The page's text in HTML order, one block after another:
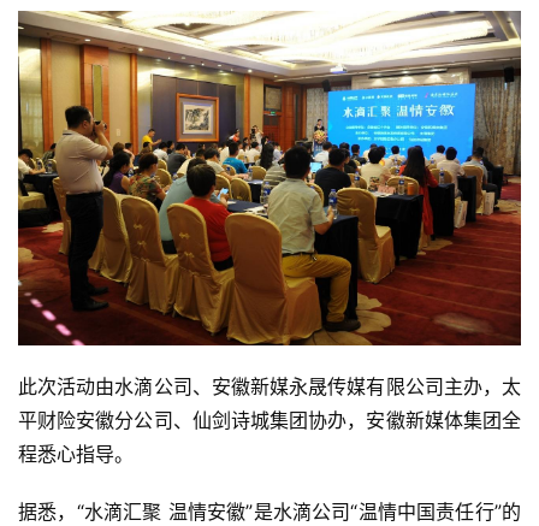
此次活动由水滴公司、安徽新媒永晟传媒有限公司主办，太
平财险安徽分公司、仙剑诗城集团协办，安徽新媒体集团全
程悉心指导。
据悉，“水滴汇聚 温情安徽”是水滴公司“温情中国责任行”的